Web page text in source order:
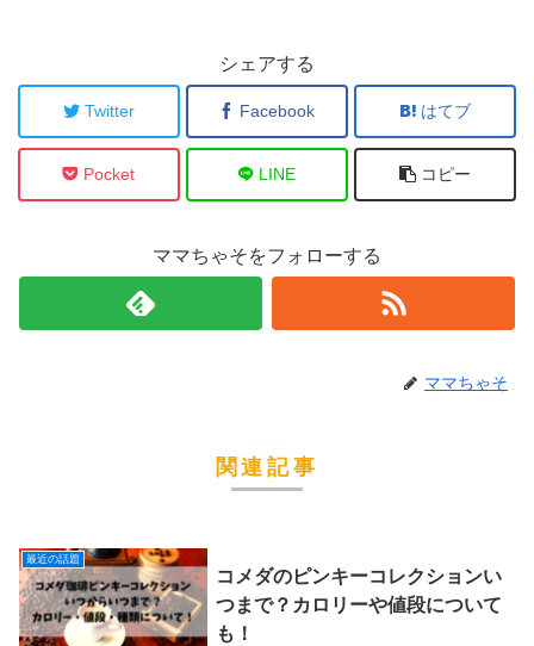
シェアする
Twitter Facebook はてブ
Pocket LINE コピー
ママちゃそをフォローする
ママちゃそ
関連記事
最近の話題
コメダのピンキーコレクションい
つまで？カロリーや値段について
も！